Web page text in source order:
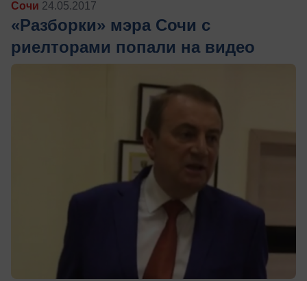
Сочи 24.05.2017
«Разборки» мэра Сочи с
риелторами попали на видео